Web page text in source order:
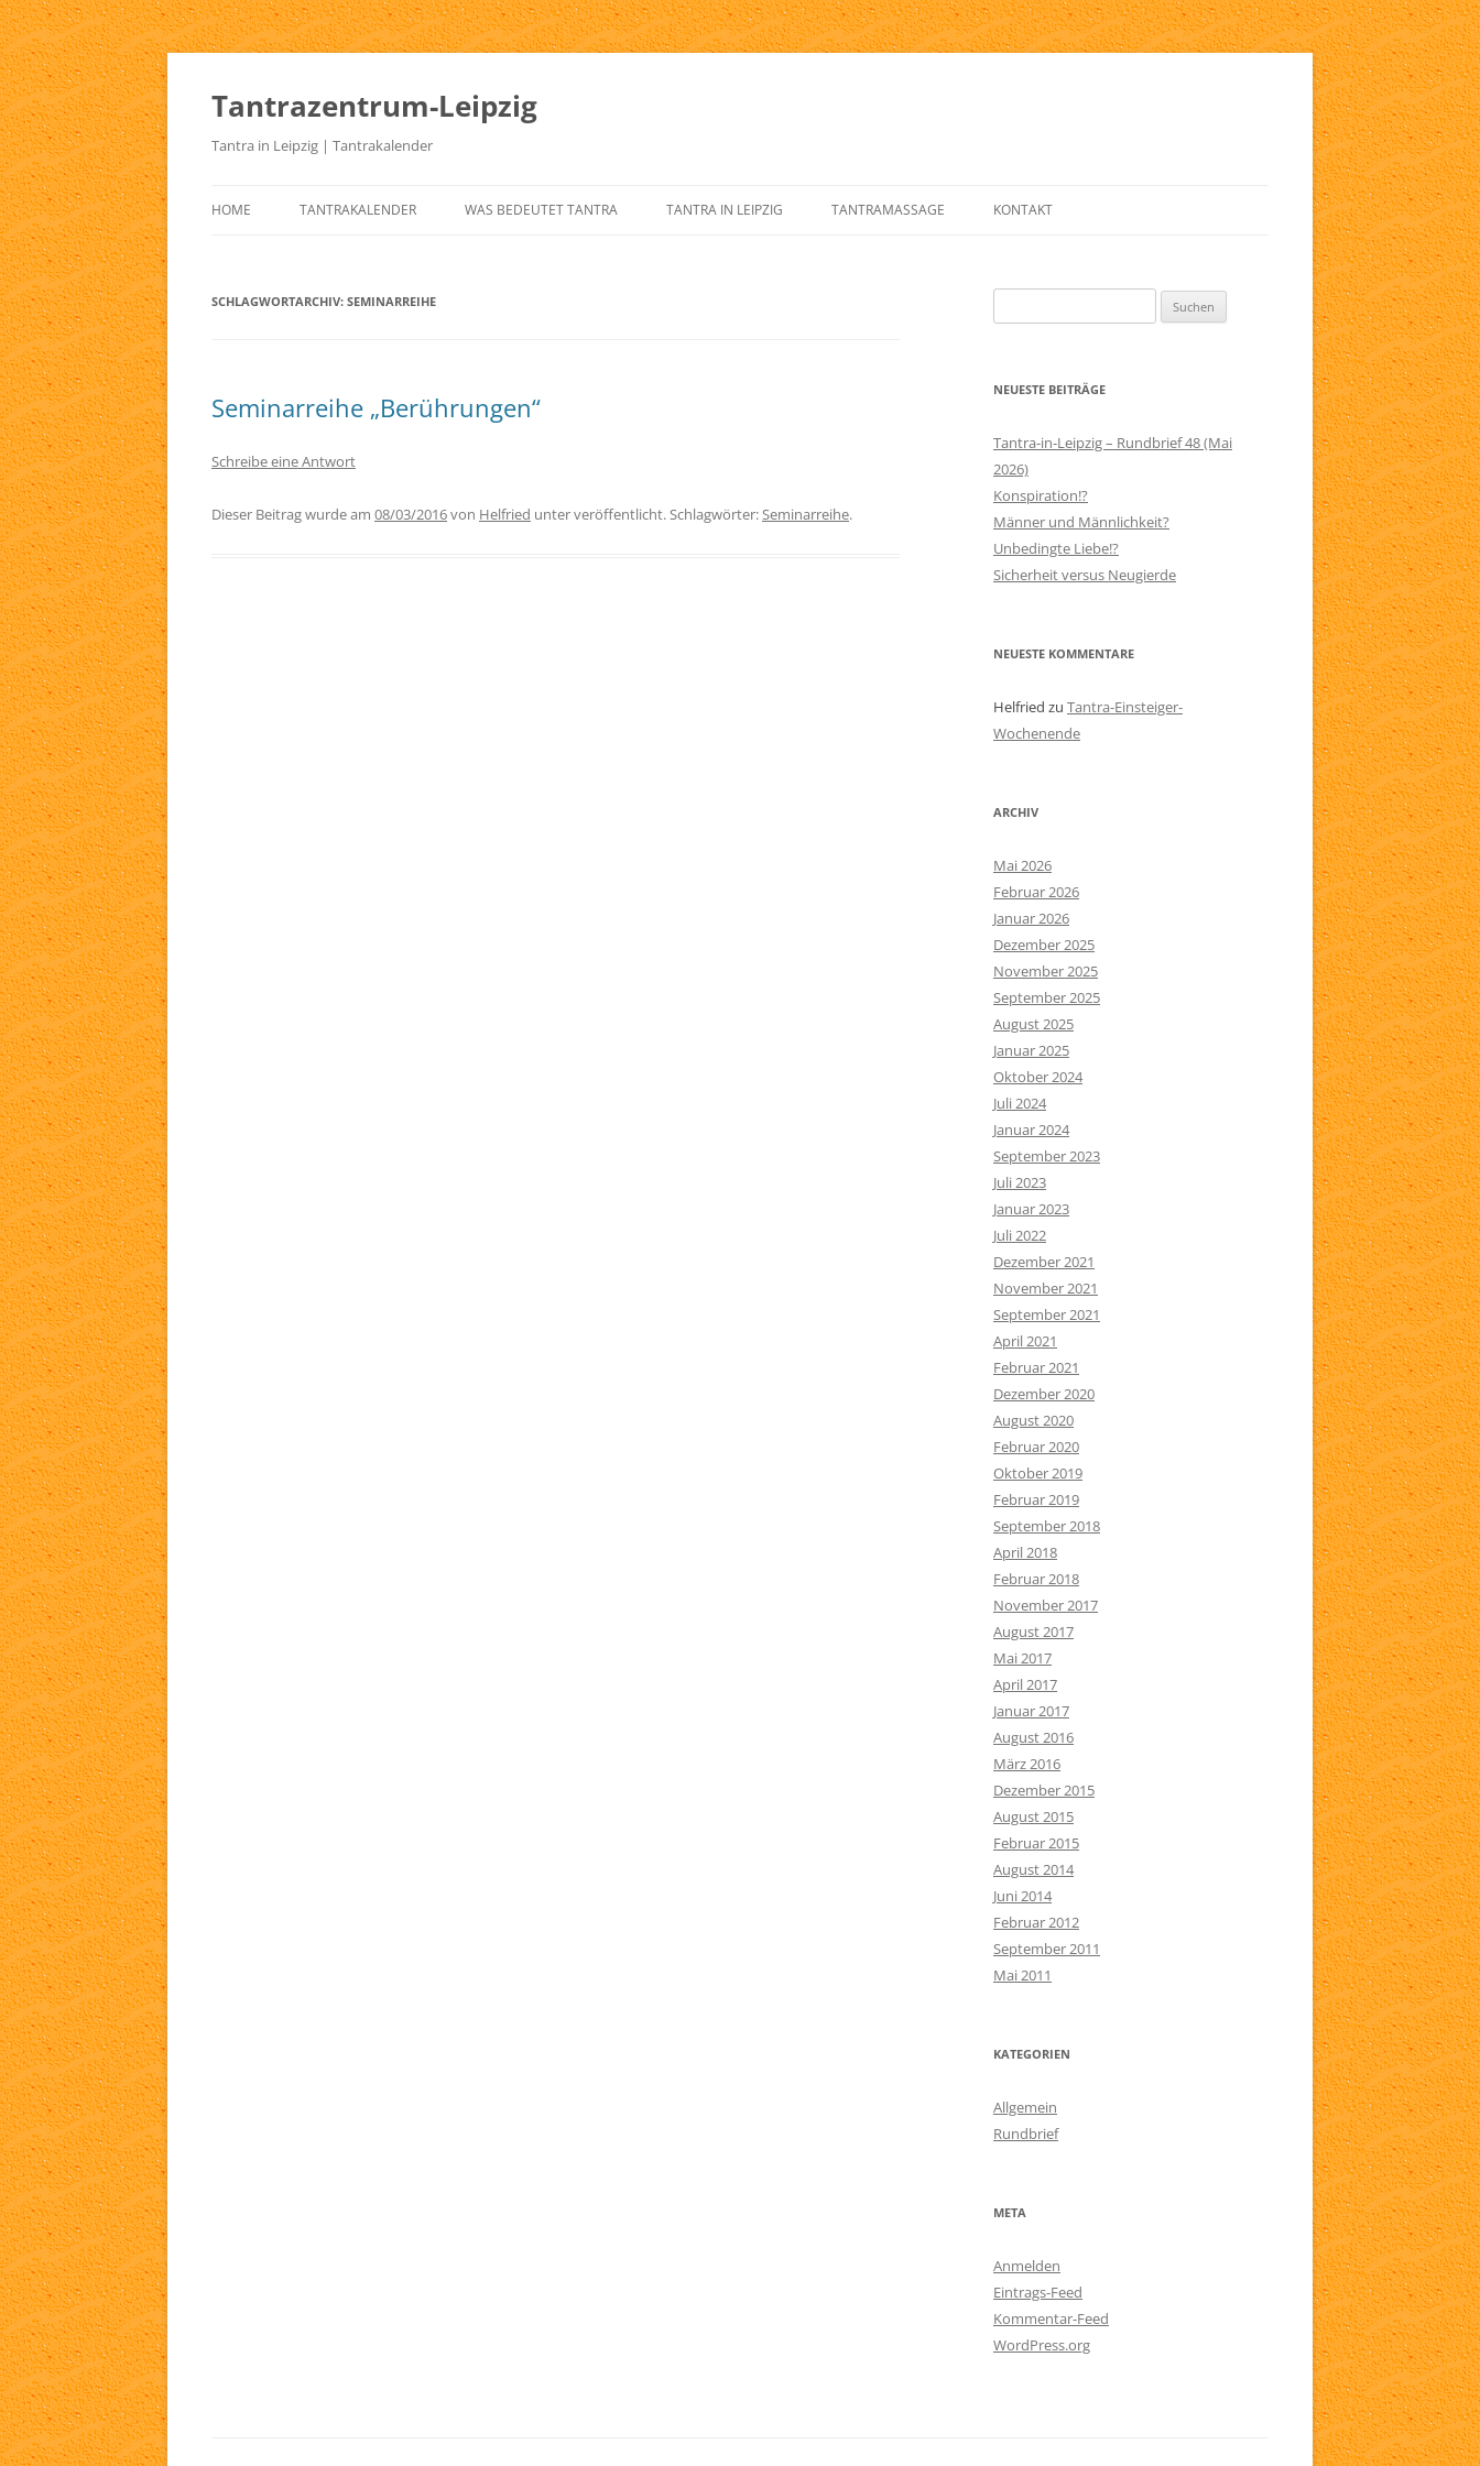
Zum
Tantrazentrum-Leipzig
Tantra in Leipzig | Tantrakalender
HOME TANTRAKALENDER WAS BEDEUTET TANTRA
TANTRA FÜR DEN WESTEN
TANTRA IN LEIPZIG TANTRAMASSAGE
TANTRAMASSAGE VON HELFRIED
TANTRISCHE SEXUALTHERAPIE
TANTRAMASSAGE LERNEN
TANTRAMASSAGE FÜR PAARE
KONTAKT
SERVICE
IMPRESSUM
AGB
SITEMAP
SCHLAGWORTARCHIV: SEMINARREIHE
Seminarreihe „Berührungen“
Schreibe eine Antwort
Dieser Beitrag wurde am 08/03/2016von Helfried unter veröffentlicht. Schlagwörter:Seminarreihe.
nach:
NEUESTE BEITRÄGE
Tantra-in-Leipzig – Rundbrief 48 (Mai
2026)
Konspiration!?
Männer und Männlichkeit?
Unbedingte Liebe!?
Sicherheit versus Neugierde
NEUESTE KOMMENTARE
Helfried zu Tantra-Einsteiger-
Wochenende
ARCHIV
Mai 2026
Februar 2026
Januar 2026
Dezember 2025
November 2025
September 2025
August 2025
Januar 2025
Oktober 2024
Juli 2024
Januar 2024
September 2023
Juli 2023
Januar 2023
Juli 2022
Dezember 2021
November 2021
September 2021
April 2021
Februar 2021
Dezember 2020
August 2020
Februar 2020
Oktober 2019
Februar 2019
September 2018
April 2018
Februar 2018
November 2017
August 2017
Mai 2017
April 2017
Januar 2017
August 2016
März 2016
Dezember 2015
August 2015
Februar 2015
August 2014
Juni 2014
Februar 2012
September 2011
Mai 2011
KATEGORIEN
Allgemein
Rundbrief
META
Anmelden
Eintrags-Feed
Kommentar-Feed
WordPress.org